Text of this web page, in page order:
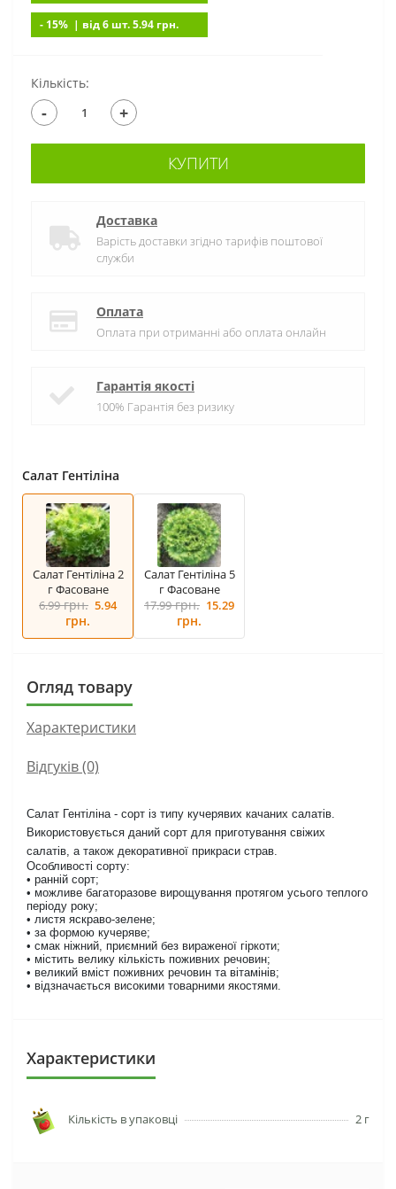
- 15% | вiд 6 шт. 5.94 грн.
Кількість:
- +
КУПИТИ
Доставка
Варість доставки згідно тарифів поштової
служби
Оплата
Оплата при отриманні або оплата онлайн
Гарантія якості
100% Гарантія без ризику
Салат Гентіліна
Салат Гентіліна 2
г Фасоване
6.99грн. 5.94
грн.
Салат Гентіліна 5
г Фасоване
17.99грн. 15.29
грн.
Огляд товару
Характеристики
Відгуків (0)
Салат Гентіліна - сорт із типу кучерявих качаних салатів.
Використовується даний сорт для приготування свіжих
салатів, а також декоративної прикраси страв.
Особливості сорту:
• ранній сорт;
• можливе багаторазове вирощування протягом усього теплого
періоду року;
• листя яскраво-зелене;
• за формою кучеряве;
• смак ніжний, приємний без вираженої гіркоти;
• містить велику кількість поживних речовин;
• великий вміст поживних речовин та вітамінів;
• відзначається високими товарними якостями.
Характеристики
Кількість в упаковці 2 г